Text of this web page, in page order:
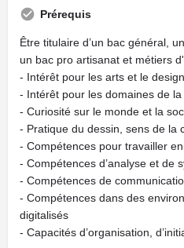
Prérequis
Être titulaire d’un bac général,
un bac pro artisanat et métiers
- Intérêt pour les arts et le design
- Intérêt pour les domaines de la
- Curiosité sur le monde et la
- Pratique du dessin, sens de la
- Compétences pour travailler
- Compétences d’analyse et de
- Compétences de
- Compétences dans des
digitalisés
- Capacités d’organisation,